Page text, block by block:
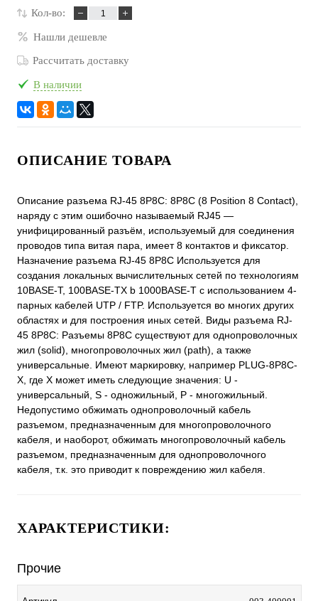
Кол-во:
Нашли дешевле
Рассчитать доставку
В наличии
ОПИСАНИЕ ТОВАРА
Описание разъема RJ-45 8P8C: 8P8C (8 Position 8 Contact),
наряду с этим ошибочно называемый RJ45 —
унифицированный разъём, используемый для соединения
проводов типа витая пара, имеет 8 контактов и фиксатор.
Назначение разъема RJ-45 8P8C Используется для
создания локальных вычислительных сетей по технологиям
10BASE-T, 100BASE-TX b 1000BASE-T с использованием 4-
парных кабелей UTP / FTP. Используется во многих других
областях и для построения иных сетей. Виды разъема RJ-
45 8P8C: Разъемы 8P8C существуют для однопроволочных
жил (solid), многопроволочных жил (path), а также
универсальные. Имеют маркировку, например PLUG-8P8C-
X, где X может иметь следующие значения: U -
универсальный, S - одножильный, P - многожильный.
Недопустимо обжимать однопроволочный кабель
разъемом, предназначенным для многопроволочного
кабеля, и наоборот, обжимать многопроволочный кабель
разъемом, предназначенным для однопроволочного
кабеля, т.к. это приводит к повреждению жил кабеля.
ХАРАКТЕРИСТИКИ:
Прочие